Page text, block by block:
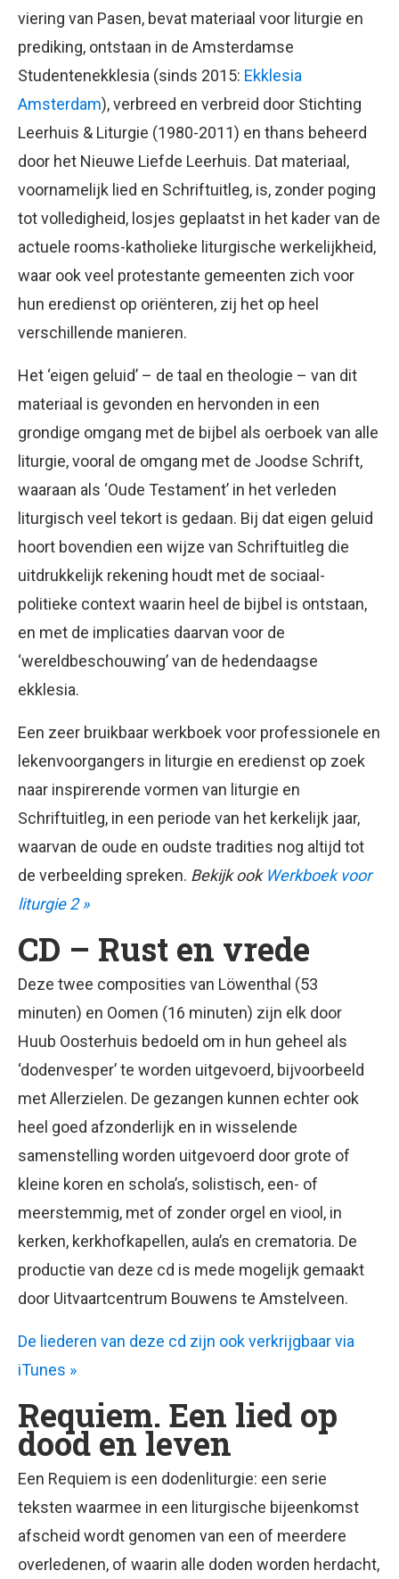
viering van Pasen, bevat materiaal voor liturgie en
prediking, ontstaan in de Amsterdamse
Studentenekklesia (sinds 2015: Ekklesia
Amsterdam), verbreed en verbreid door Stichting
Leerhuis & Liturgie (1980-2011) en thans beheerd
door het Nieuwe Liefde Leerhuis. Dat materiaal,
voornamelijk lied en Schriftuitleg, is, zonder poging
tot volledigheid, losjes geplaatst in het kader van de
actuele rooms-katholieke liturgische werkelijkheid,
waar ook veel protestante gemeenten zich voor
hun eredienst op oriënteren, zij het op heel
verschillende manieren.
Het ‘eigen geluid’ – de taal en theologie – van dit
materiaal is gevonden en hervonden in een
grondige omgang met de bijbel als oerboek van alle
liturgie, vooral de omgang met de Joodse Schrift,
waaraan als ‘Oude Testament’ in het verleden
liturgisch veel tekort is gedaan. Bij dat eigen geluid
hoort bovendien een wijze van Schriftuitleg die
uitdrukkelijk rekening houdt met de sociaal-
politieke context waarin heel de bijbel is ontstaan,
en met de implicaties daarvan voor de
‘wereldbeschouwing’ van de hedendaagse
ekklesia.
Een zeer bruikbaar werkboek voor professionele en
lekenvoorgangers in liturgie en eredienst op zoek
naar inspirerende vormen van liturgie en
Schriftuitleg, in een periode van het kerkelijk jaar,
waarvan de oude en oudste tradities nog altijd tot
de verbeelding spreken. Bekijk ook Werkboek voor
liturgie 2 »
CD – Rust en vrede
Deze twee composities van Löwenthal (53
minuten) en Oomen (16 minuten) zijn elk door
Huub Oosterhuis bedoeld om in hun geheel als
‘dodenvesper’ te worden uitgevoerd, bijvoorbeeld
met Allerzielen. De gezangen kunnen echter ook
heel goed afzonderlijk en in wisselende
samenstelling worden uitgevoerd door grote of
kleine koren en schola’s, solistisch, een- of
meerstemmig, met of zonder orgel en viool, in
kerken, kerkhofkapellen, aula’s en crematoria. De
productie van deze cd is mede mogelijk gemaakt
door Uitvaartcentrum Bouwens te Amstelveen.
De liederen van deze cd zijn ook verkrijgbaar via
iTunes »
Requiem. Een lied op
dood en leven
Een Requiem is een dodenliturgie: een serie
teksten waarmee in een liturgische bijeenkomst
afscheid wordt genomen van een of meerdere
overledenen, of waarin alle doden worden herdacht,